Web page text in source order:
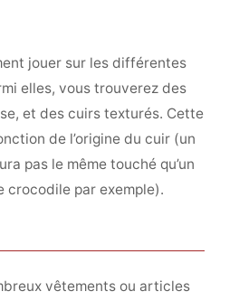
jouer sur les différentes
elles, vous trouverez des
et des cuirs texturés. Cette
de l’origine du cuir (un
pas le même touché qu’un
crocodile par exemple).
vêtements ou articles